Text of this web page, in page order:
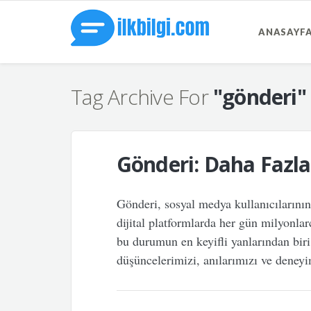
ANASAYFA
Tag Archive For"gönderi"
Gönderi: Daha
Gönderi, sosyal medya
dijital platformlarda her gün
bu durumun en keyifli yanlarından
düşüncelerimizi, anılarımızı ve